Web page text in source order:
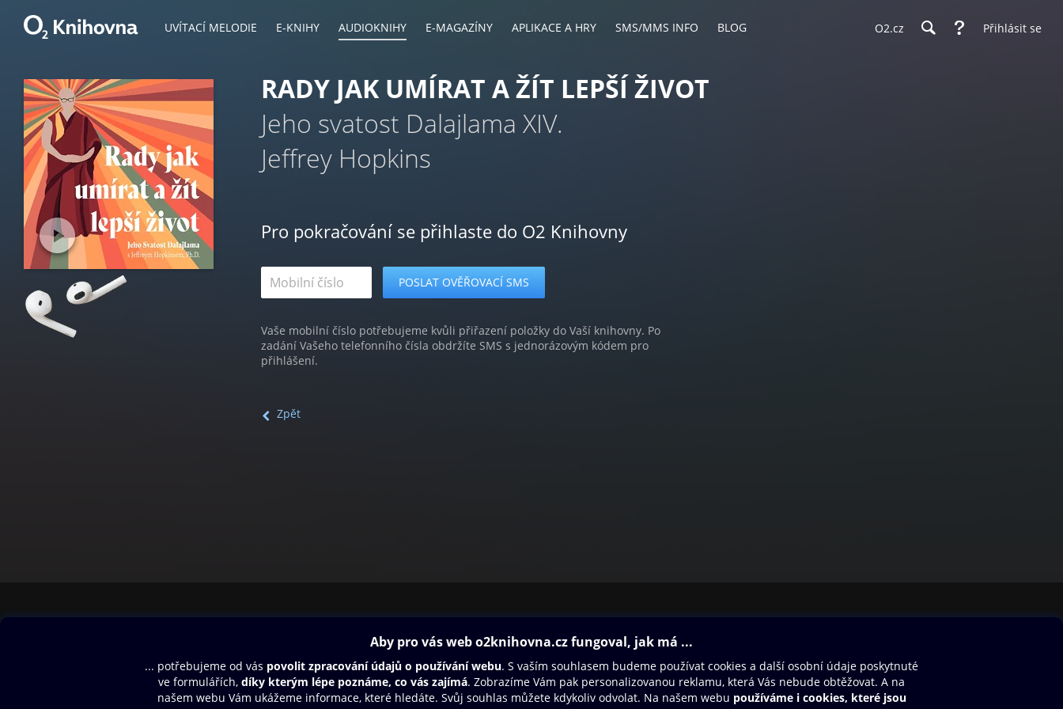
UVÍTACÍ MELODIE E-KNIHY AUDIOKNIHY E-MAGAZÍNY APLIKACE A HRY SMS/MMS INFO BLOG O2.cz Přihlásit se
RADY JAK UMÍRAT A ŽÍT LEPŠÍ ŽIVOT
Jeho svatost Dalajlama XIV.
Jeffrey Hopkins
Pro pokračování se přihlaste do O2 Knihovny
Vaše mobilní číslo potřebujeme kvůli přiřazení položky do Vaší knihovny. Po
zadání Vašeho telefonního čísla obdržíte SMS s jednorázovým kódem pro
přihlášení.
Zpět
Aplikace a hry
SMS/MMS Info
Blog
Dárkový poukaz
Nápověda
Oneplay Originály
Sport